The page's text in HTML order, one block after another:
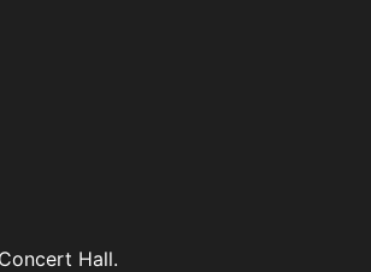
Hall.